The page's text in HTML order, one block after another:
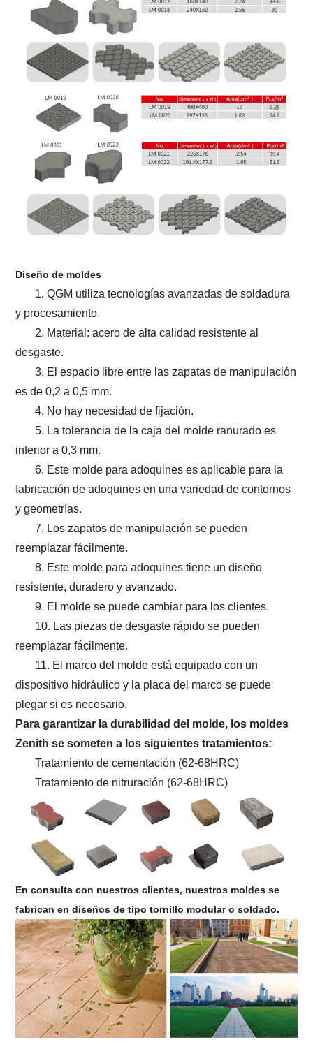
Diseño de moldes
1. QGM utiliza tecnologías avanzadas de soldadura
y procesamiento.
2. Material: acero de alta calidad resistente al
desgaste.
3. El espacio libre entre las zapatas de manipulación
es de 0,2 a 0,5 mm.
4. No hay necesidad de fijación.
5. La tolerancia de la caja del molde ranurado es
inferior a 0,3 mm.
6. Este molde para adoquines es aplicable para la
fabricación de adoquines en una variedad de contornos
y geometrías.
7. Los zapatos de manipulación se pueden
reemplazar fácilmente.
8. Este molde para adoquines tiene un diseño
resistente, duradero y avanzado.
9. El molde se puede cambiar para los clientes.
10. Las piezas de desgaste rápido se pueden
reemplazar fácilmente.
11. El marco del molde está equipado con un
dispositivo hidráulico y la placa del marco se puede
plegar si es necesario.
Para garantizar la durabilidad del molde, los moldes
Zenith se someten a los siguientes tratamientos:
Tratamiento de cementación (62-68HRC)
Tratamiento de nitruración (62-68HRC)
En consulta con nuestros clientes, nuestros moldes se
fabrican en diseños de tipo tornillo modular o soldado.